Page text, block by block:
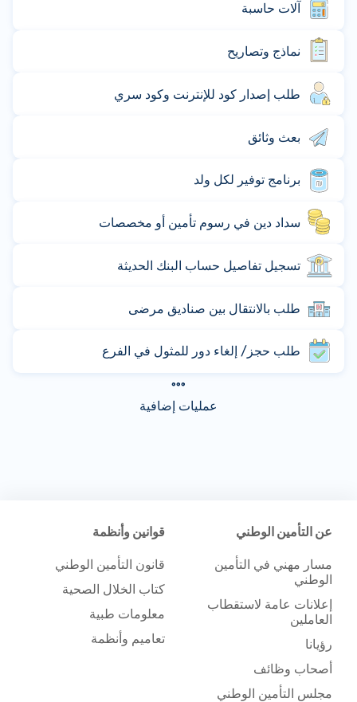
آلات حاسبة
نماذج وتصاريح
طلب إصدار كود للإنترنت وكود سري
بعث وثائق
برنامج توفير لكل ولد
سداد دين في رسوم تأمين أو مخصصات
تسجيل تفاصيل حساب البنك الحديثة
طلب بالانتقال بين صناديق مرضى
طلب حجز/ إلغاء دور للمثول في الفرع
عمليات إضافية
عن التأمين الوطني
مسار مهني في التأمين
الوطني
إعلانات عامة لاستقطاب
العاملين
رؤيانا
أصحاب وظائف
مجلس التأمين الوطني
قوانين وأنظمة
قانون التأمين الوطني
كتاب الخلال الصحية
معلومات طبية
تعاميم وأنظمة